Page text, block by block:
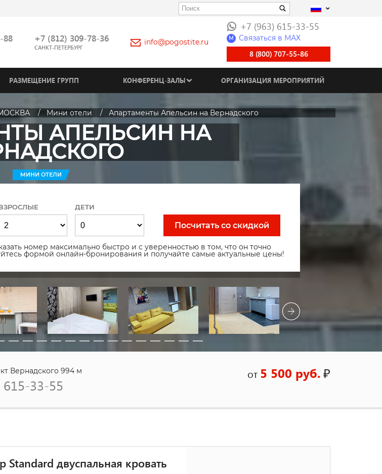
88 +7 (812) 309-78-36
САНКТ-ПЕТЕРБУРГ
info@pogostite.ru
+7 (963) 615-33-55
M Связаться в МАХ
8 (800) 707-55-86
РАЗМЕЩЕНИЕ ГРУПП КОНФЕРЕНЦ-ЗАЛЫ ОРГАНИЗАЦИЯ МЕРОПРИЯТИЙ
Мини отели Апартаменты Апельсин на Вернадского
АПЕЛЬСИН НА
МИНИ ОТЕЛИ
ДЕТИ
Посчитать со скидкой
номер максимально быстро и с уверенностью в том, что он точно
формой онлайн-бронирования и получайте самые актуальные цены!
Вернадского 994 м
33-55
от 5 500 руб.₽
двуспальная кровать